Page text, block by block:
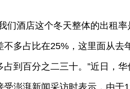
酒店这个冬天整体的出租率
不多占比在25%，这里面从去
占到百分之二三十。”近日，
受澎湃新闻采访时表示，由于